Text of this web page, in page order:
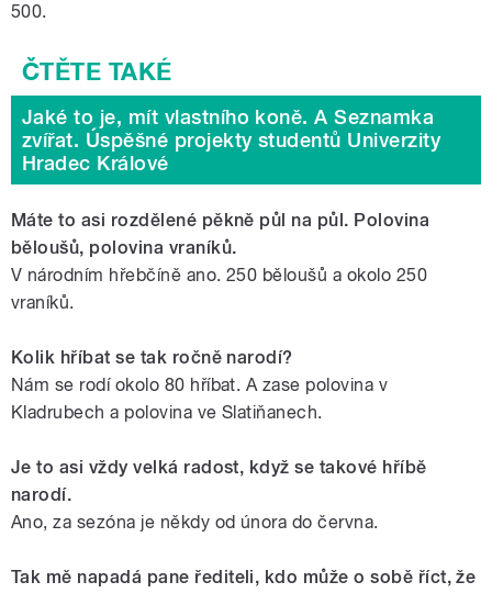
500.
Jaké to je, mít vlastního koně. A Seznamka
zvířat. Úspěšné projekty studentů Univerzity
Hradec Králové
Máte to asi rozdělené pěkně půl na půl. Polovina
běloušů, polovina vraníků.
V národním hřebčíně ano. 250 běloušů a okolo 250
vraníků.
Kolik hříbat se tak ročně narodí?
Nám se rodí okolo 80 hříbat. A zase polovina v
Kladrubech a polovina ve Slatiňanech.
Je to asi vždy velká radost, když se takové hříbě
narodí.
Ano, za sezóna je někdy od února do června.
Tak mě napadá pane řediteli, kdo může o sobě říct, že